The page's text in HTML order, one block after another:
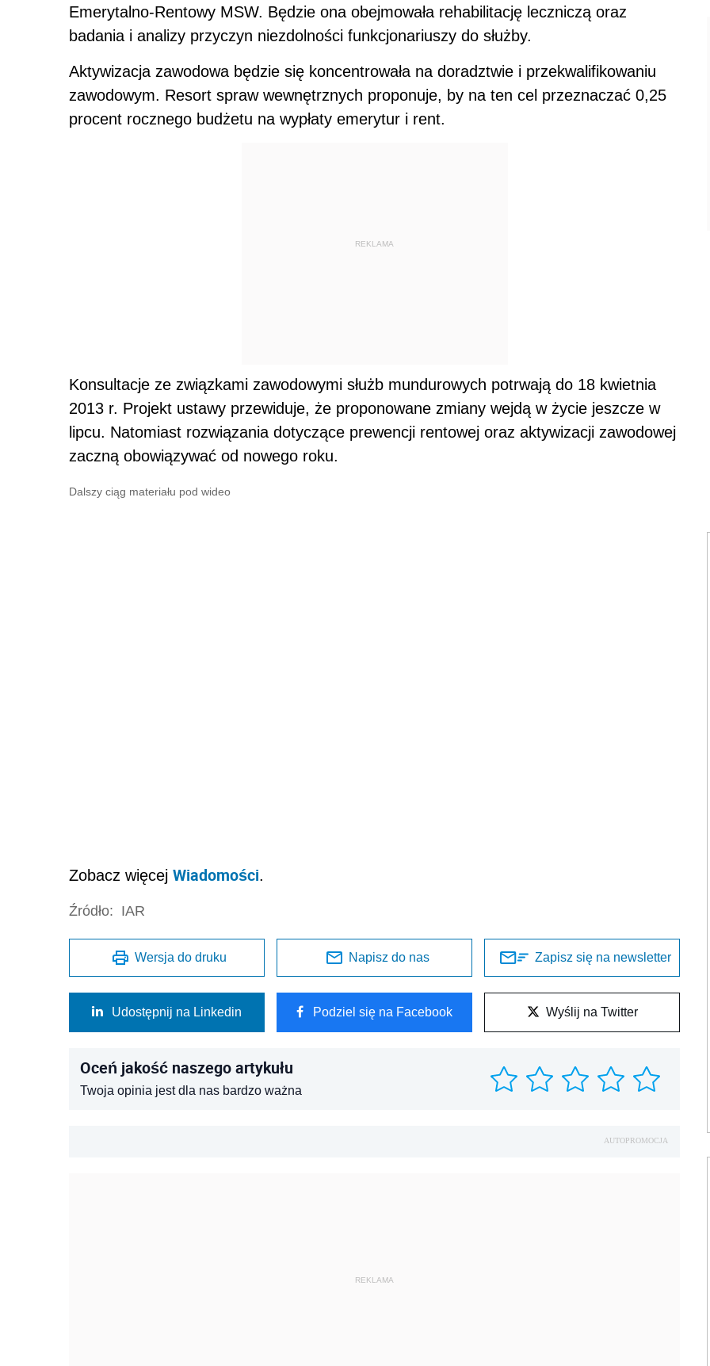
Emerytalno-Rentowy MSW. Będzie ona obejmowała rehabilitację leczniczą oraz
badania i analizy przyczyn niezdolności funkcjonariuszy do służby.
Aktywizacja zawodowa będzie się koncentrowała na doradztwie i przekwalifikowaniu
zawodowym. Resort spraw wewnętrznych proponuje, by na ten cel przeznaczać 0,25
procent rocznego budżetu na wypłaty emerytur i rent.
REKLAMA
Konsultacje ze związkami zawodowymi służb mundurowych potrwają do 18 kwietnia
2013 r. Projekt ustawy przewiduje, że proponowane zmiany wejdą w życie jeszcze w
lipcu. Natomiast rozwiązania dotyczące prewencji rentowej oraz aktywizacji zawodowej
zaczną obowiązywać od nowego roku.
Dalszy ciąg materiału pod wideo
Zobacz więcej Wiadomości.
Źródło: IAR
Wersja do druku Napisz do nas Zapisz się na newsletter
Udostępnij na Linkedin Podziel się na Facebook Wyślij na Twitter
Oceń jakość naszego artykułu
Twoja opinia jest dla nas bardzo ważna
AUTOPROMOCJA
REKLAMA